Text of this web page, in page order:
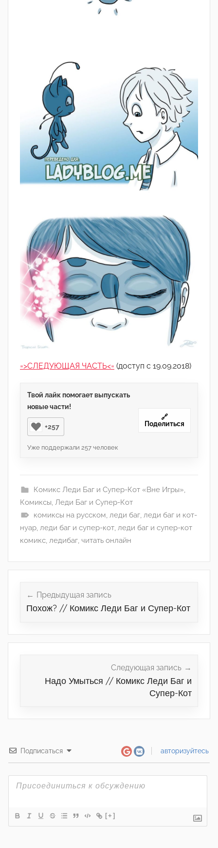
=>СЛЕДУЮЩАЯ ЧАСТЬ<= (доступ с 19.09.2018)
Твой лайк помогает выпускать
новые части!
+257
Уже поддержали 257 человек
🔗
Поделиться
Комикс Леди Баг и Супер-Кот «Вне Игры»,
Комиксы, Леди Баг и Супер-Кот
комиксы на русском, леди баг, леди баг и кот-
нуар, леди баг и супер-кот, леди баг и супер-кот
комикс, ледибаг, читать онлайн
записям
Предыдущая запись
Похож? // Комикс Леди Баг и Супер-Кот
Следующая запись
Надо Умыться // Комикс Леди Баг и
Супер-Кот
Подписаться авторизуйтесь
[+]